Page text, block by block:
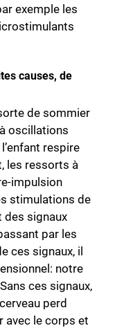
exemple les
causes, de
de sommier
oscillations
respire
les ressorts à
impulsion
stimulations de
des signaux
par les
ces signaux, il
notre
ces signaux,
perd
avec le corps et